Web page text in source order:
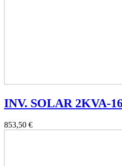
INV. SOLAR 2KVA-
853,50 €